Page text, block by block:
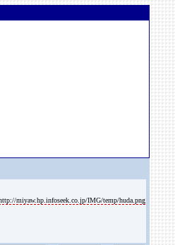
miyaw.hp.infoseek.co.jp/IMG/temp/huda.png